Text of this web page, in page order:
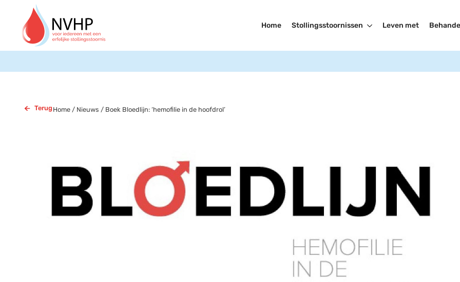
Home Stollingsstoornissen Leven met
Terug Home/ Nieuws / Boek Bloedlijn: ‘hemofilie in de hoofdrol’